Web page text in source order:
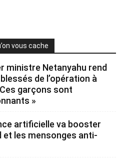
vous cache
ministre Netanyahu rend
de l’opération à
garçons sont
»
artificielle va booster
et les mensonges anti-